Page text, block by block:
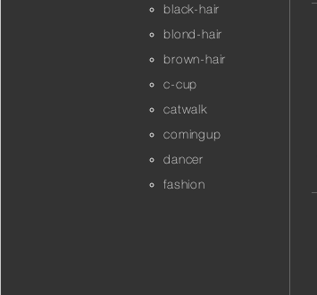
black-hair
blond-hair
brown-hair
c-cup
catwalk
comingup
dancer
fashion